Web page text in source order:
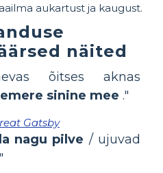
aukartust ja kaugust.
näited
õitses aknas
sinine mee ."
Gatsby
nagu pilve / ujuvad